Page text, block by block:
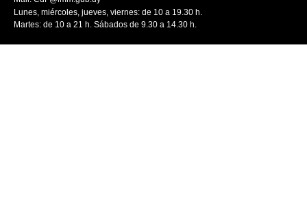
Lunes, miércoles, jueves, viernes: de 10 a 19.30 h.
Martes: de 10 a 21 h. Sábados de 9.30 a 14.30 h.